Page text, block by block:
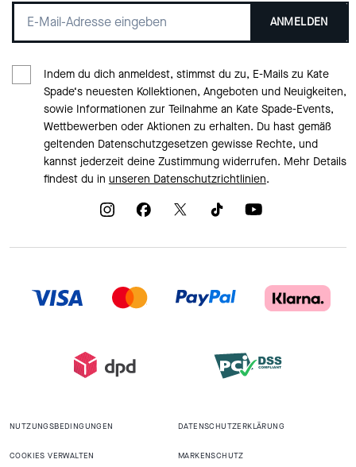
ANMELDEN
Indem du dich anmeldest, stimmst du zu, E-Mails zu Kate
Spade‘s neuesten Kollektionen, Angeboten und Neuigkeiten,
sowie Informationen zur Teilnahme an Kate Spade-Events,
Wettbewerben oder Aktionen zu erhalten. Du hast gemäß
geltenden Datenschutzgesetzen gewisse Rechte, und
kannst jederzeit deine Zustimmung widerrufen. Mehr Details
findest du in unseren Datenschutzrichtlinien.
NUTZUNGSBEDINGUNGEN DATENSCHUTZERKLÄRUNG
COOKIES VERWALTEN MARKENSCHUTZ